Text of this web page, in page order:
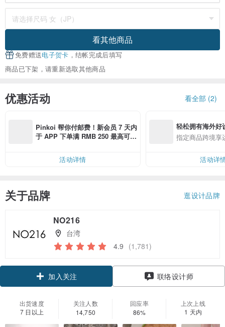
看其他商品
免费赠送电子贺卡 ，结帐完成后填写
商品已下架，请重新选取其他商品
优惠活动 看全部 (2)
Pinkoi 帮你付邮费！新会员 7 天内
于 APP 下单满 RMB 250 最高可折
活动详情
轻松拥有海外好
指定商品跨境享
活动详
关于品牌 逛设计品牌
NO216
台湾
4.9 (1,781)
加入关注 联络设计师
出货速度
7 日以上
关注人数
14,750
回应率
86%
上次上线
1 天内